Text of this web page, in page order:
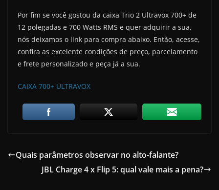
Por fim se você gostou da caixa Trio 2 Ultravox 700+ de
12 polegadas e 700 Watts RMS e quer adquirir a sua,
nós deixamos o link para compra abaixo. Então, acesse,
confira as excelente condições de preço, parcelamento
e frete personalizado e peça já a sua.
CAIXA 700+ ULTRAVOX
Quais parâmetros observar no alto-falante?
JBL Charge 4 x Flip 5: qual vale mais a pena?